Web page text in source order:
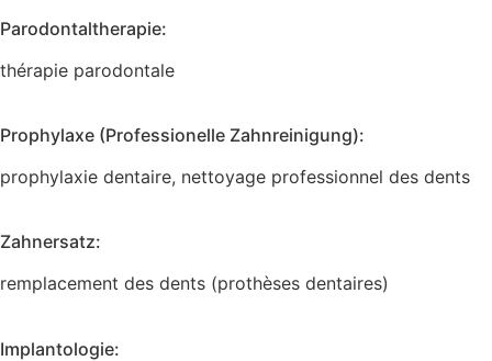
Parodontaltherapie:
thérapie parodontale
Prophylaxe (Professionelle Zahnreinigung):
prophylaxie dentaire, nettoyage professionnel des dents
Zahnersatz:
remplacement des dents (prothèses dentaires)
Implantologie: